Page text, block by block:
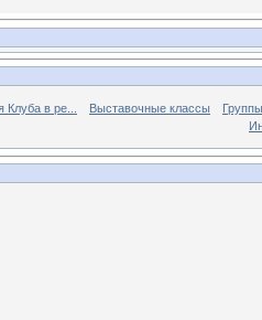
Клуба в ре... Выставочные классы